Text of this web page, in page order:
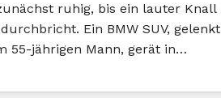
ruhig, bis ein lauter Knall
Ein BMW SUV, gelenkt
55-jährigen Mann, gerät in…